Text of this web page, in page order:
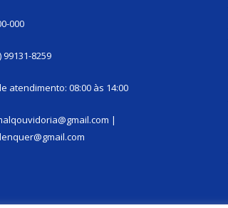
000
99131-8259
atendimento: 08:00 às 14:00
|